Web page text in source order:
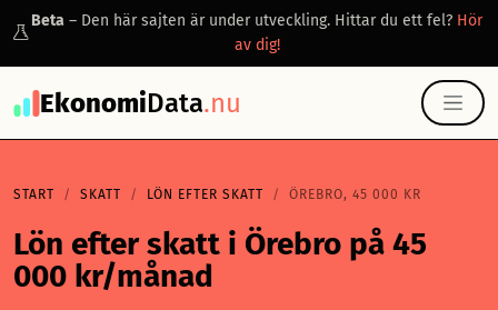
Beta – Den här sajten är under utveckling. Hittar du ett fel? Hör
av dig!
EkonomiData.nu
START SKATT LÖN EFTER SKATT ÖREBRO, 45 000 KR
Lön efter skatt i Örebro på 45
000 kr/månad